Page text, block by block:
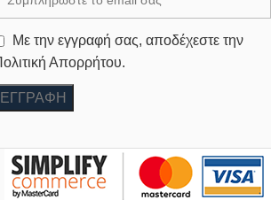
Με την εγγραφή σας, αποδέχεστε την
Απορρήτου.